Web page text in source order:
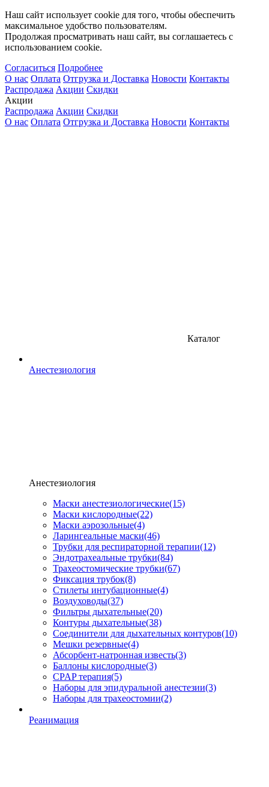
Наш сайт использует cookie для того, чтобы обеспечить
максимальное удобство пользователям.
Продолжая просматривать наш сайт, вы соглашаетесь с
использованием cookie.
Согласиться Подробнее
О нас Оплата Отгрузка и Доставка Новости Контакты
Распродажа Акции Скидки
Акции
Распродажа Акции Скидки
О нас Оплата Отгрузка и Доставка Новости Контакты
Каталог
Анестезиология
Анестезиология
Маски анестезиологические(15)
Маски кислородные(22)
Маски аэрозольные(4)
Ларингеальные маски(46)
Трубки для респираторной терапии(12)
Эндотрахеальные трубки(84)
Трахеостомические трубки(67)
Фиксация трубок(8)
Стилеты интубационные(4)
Воздуховоды(37)
Фильтры дыхательные(20)
Контуры дыхательные(38)
Соединители для дыхательных контуров(10)
Мешки резервные(4)
Абсорбент-натронная известь(3)
Баллоны кислородные(3)
CPAP терапия(5)
Наборы для эпидуральной анестезии(3)
Наборы для трахеостомии(2)
Реанимация